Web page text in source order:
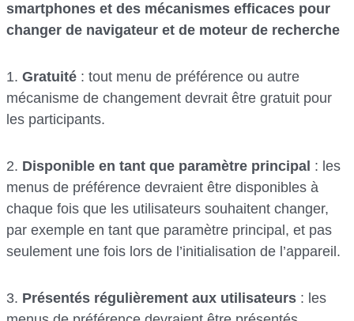
smartphones et des mécanismes efficaces pour
changer de navigateur et de moteur de recherche
1. Gratuité : tout menu de préférence ou autre
mécanisme de changement devrait être gratuit pour
les participants.
2. Disponible en tant que paramètre principal : les
menus de préférence devraient être disponibles à
chaque fois que les utilisateurs souhaitent changer,
par exemple en tant que paramètre principal, et pas
seulement une fois lors de l’initialisation de l’appareil.
3. Présentés régulièrement aux utilisateurs : les